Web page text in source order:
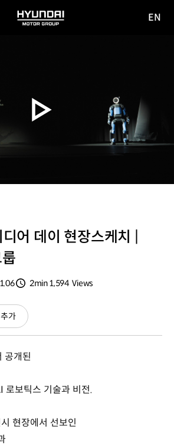
HYUNDAI
EN
어 데이 현장스케치 |
2min1,594 Views
가(새
창
공개된
로보틱스 기술과 비전.
현장에서 선보인